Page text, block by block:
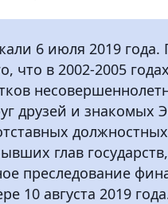
6 июля 2019 года.
что в 2002-2005
друзей и
глав
преследование
10 августа 2019